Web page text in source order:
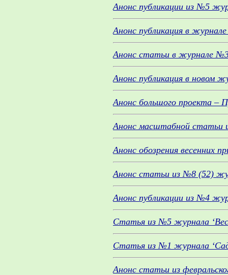
Анонс публикации из №5
Анонс публикация в
Анонс статьи в журнале
Анонс публикация в новом
Анонс большого проекта –
Анонс масштабной статьи
Анонс обозрения весенних
Анонс статьи из №8 (52)
Анонс публикации из №4
Статья из №5 журнала
Статья из №1 журнала ‘Сад
Анонс статьи из